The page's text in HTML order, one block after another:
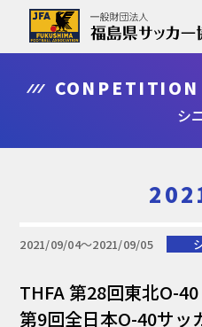
CONPETITION
シ
2021/09/04〜2021/09/05
THFA 第28回東北O-
第9回全日本O-40サッ